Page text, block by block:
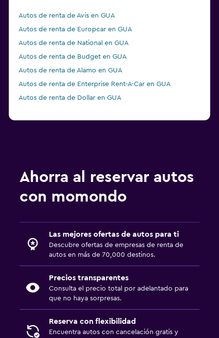
Autos de renta de Avis en GUA
Autos de renta de Europcar en GUA
Autos de renta de National en GUA
Autos de renta de Budget en GUA
Autos de renta de Alamo en GUA
Autos de renta de Enterprise Rent-A-Car en GUA
Autos de renta de Dollar en GUA
Ahorra al reservar autos
con momondo
Las mejores ofertas de autos para ti
Descubre ofertas de empresas de renta de
autos en más de 70,000 destinos.
Precios transparentes
Consulta el precio total por adelantado para
que no haya sorpresas.
Reserva con flexibilidad
Encuentra autos con cancelación gratis y